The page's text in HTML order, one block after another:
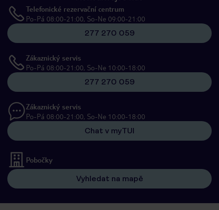
Telefonické rezervační centrum
Po-Pá 08:00-21:00, So-Ne 09:00-21:00
277 270 059
Zákaznický servis
Po-Pá 08:00-21:00, So-Ne 10:00-18:00
277 270 059
Zákaznický servis
Po-Pá 08:00-21:00, So-Ne 10:00-18:00
Chat v myTUI
Pobočky
Vyhledat na mapě